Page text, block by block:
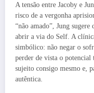
A tensão entre Jacoby e
risco de a vergonha
“não amado”, Jung sugere
abrir a via do Self. A
simbólico: não negar o
perder de vista o potencial
sujeito consigo mesmo e,
autêntica.